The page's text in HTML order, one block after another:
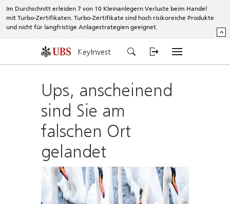
Im Durchschnitt erleiden 7 von 10 Kleinanlegern Verluste beim Handel
mit Turbo-Zertifikaten. Turbo-Zertifikate sind hoch risikoreiche Produkte
und nicht für langfristige Anlagestrategien geeignet.
^
KeyInvest
Ups, anscheinend
sind Sie am
falschen Ort
gelandet